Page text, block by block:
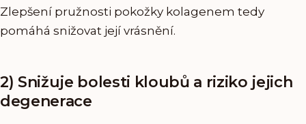
Zlepšení pružnosti pokožky kolagenem tedy
pomáhá snižovat její vrásnění.
2) Snižuje bolesti kloubů a riziko jejich
degenerace